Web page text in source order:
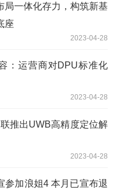
局一体化存力，构筑新基
座
2023-04-28
：运营商对DPU标准化
2023-04-28
推出UWB高精度定位解
2023-04-28
参加浪姐4 本月已宣布退